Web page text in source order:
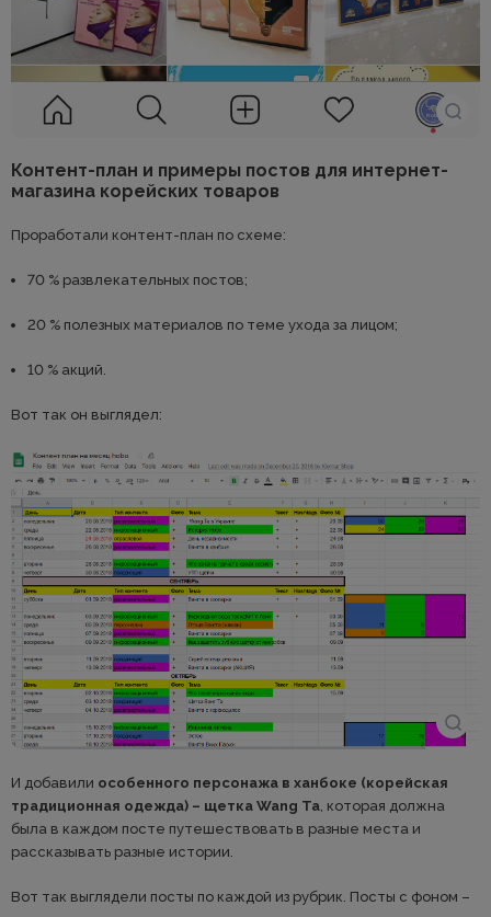
Контент-план и примеры постов для интернет-
магазина корейских товаров
Проработали контент-план по схеме:
70 % развлекательных постов;
20 % полезных материалов по теме ухода за лицом;
10 % акций.
Вот так он выглядел:
И добавили особенного персонажа в ханбоке (корейская
традиционная одежда) – щетка Wang Ta , которая должна
была в каждом посте путешествовать в разные места и
рассказывать разные истории.
Вот так выглядели посты по каждой из рубрик. Посты с фоном –